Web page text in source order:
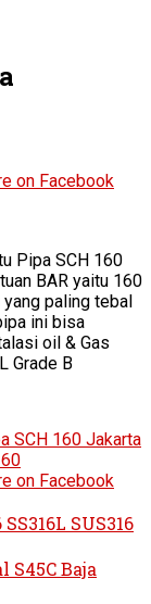
on Facebook
Pipa SCH 160
BAR yaitu 160
paling tebal
ini bisa
oil & Gas
Grade B
SCH 160 Jakarta
on Facebook
SUS316
S45C Baja